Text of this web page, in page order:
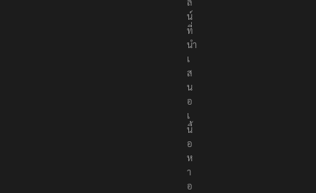
น์
ที่
นำ
เ
ส
น
อ
เ
นื้
อ
ห
า
อ